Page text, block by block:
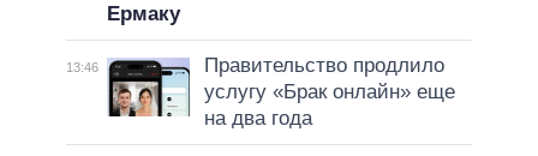
Ермаку
13:46
Правительство продлило
услугу «Брак онлайн» еще
на два года